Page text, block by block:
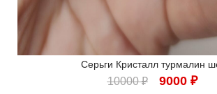
Серьги Кристалл турмалин
10000₽ 9000 ₽